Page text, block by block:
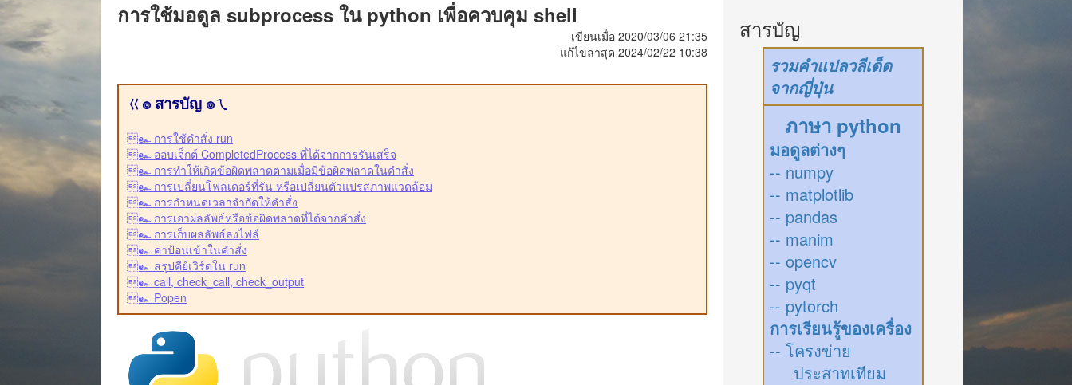
การใช้มอดูล subprocess ใน python เพื่อควบคุม shell
เขียนเมื่อ 2020/03/06 21:35
แก้ไขล่าสุด 2024/02/22 10:38
ㄍ๏ สารบัญ ๏ㄟ
๛ การใช้คำสั่ง run
๛ ออบเจ็กต์ CompletedProcess ที่ได้จากการรันเสร็จ
๛ การทำให้เกิดข้อผิดพลาดตามเมื่อมีข้อผิดพลาดในคำสั่ง
๛ การเปลี่ยนโฟลเดอร์ที่รัน หรือเปลี่ยนตัวแปรสภาพแวดล้อม
๛ การกำหนดเวลาจำกัดให้คำสั่ง
๛ การเอาผลลัพธ์หรือข้อผิดพลาดที่ได้จากคำสั่ง
๛ การเก็บผลลัพธ์ลงไฟล์
๛ ค่าป้อนเข้าในคำสั่ง
๛ สรุปคีย์เวิร์ดใน run
๛ call, check_call, check_output
๛ Popen
สารบัญ
รวมคำแปลวลีเด็ด
จากญี่ปุ่น
ภาษา python
มอดูลต่างๆ
-- numpy
-- matplotlib
-- pandas
-- manim
-- opencv
-- pyqt
-- pytorch
การเรียนรู้ของเครื่อง
-- โครงข่าย
ประสาทเทียม